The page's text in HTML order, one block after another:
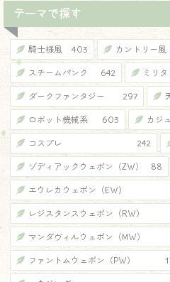
テーマで探す
騎士様風 403 カントリー風
スチームパンク 642 ミリタ
ダークファンタジー 297
ロボット機械系 603 カジ
コスプレ 242
ゾディアックウェポン（ZW） 88
エウレカウェポン（EW）
レジスタンスウェポン（RW）
マンダヴィルウェポン（MW）
ファントムウェポン（PW）